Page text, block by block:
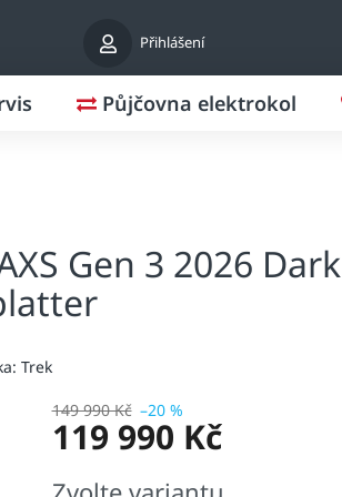
Přihlášení
Půjčovna elektrokol
Gen 3 2026 Dark
Trek
149 990 Kč –20 %
119 990 Kč